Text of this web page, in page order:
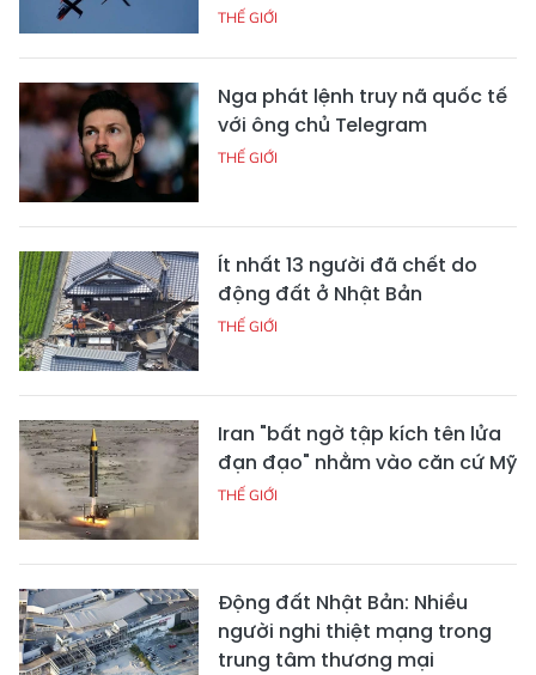
THẾ GIỚI
Nga phát lệnh truy nã quốc tế
với ông chủ Telegram
THẾ GIỚI
Ít nhất 13 người đã chết do
động đất ở Nhật Bản
THẾ GIỚI
Iran "bất ngờ tập kích tên lửa
đạn đạo" nhằm vào căn cứ Mỹ
THẾ GIỚI
Động đất Nhật Bản: Nhiều
người nghi thiệt mạng trong
trung tâm thương mại